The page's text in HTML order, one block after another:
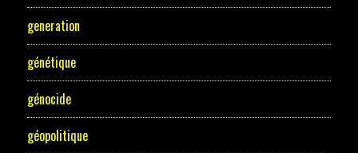
generation
génétique
génocide
géopolitique